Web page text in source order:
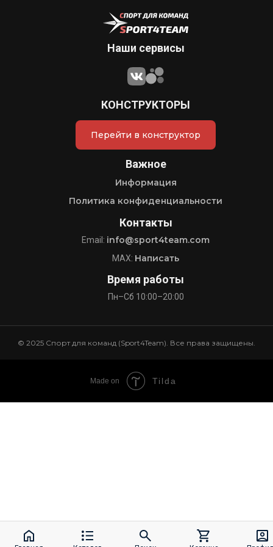
Наши сервисы
КОНСТРУКТОРЫ
Перейти в конструктор
Важное
Информация
Политика конфиденциальности
Контакты
Email: info@sport4team.com
MAX: Написать
Время работы
Пн–Сб 10:00–20:00
© 2025 Спорт для команд (Sport4Team). Все права защищены.
Made on Tilda